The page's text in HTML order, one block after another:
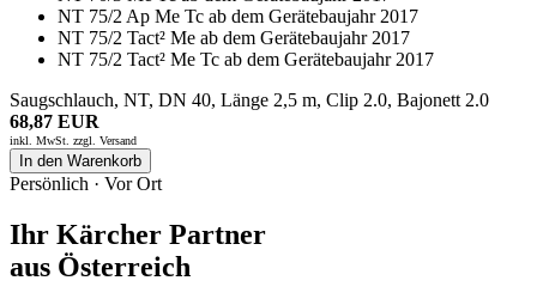
NT 75/2 Ap Me Tc ab dem Gerätebaujahr 2017
NT 75/2 Tact² Me ab dem Gerätebaujahr 2017
NT 75/2 Tact² Me Tc ab dem Gerätebaujahr 2017
Saugschlauch, NT, DN 40, Länge 2,5 m, Clip 2.0, Bajonett 2.0
68,87 EUR
inkl. MwSt. zzgl. Versand
In den Warenkorb
Persönlich · Vor Ort
Ihr Kärcher Partner
aus Österreich